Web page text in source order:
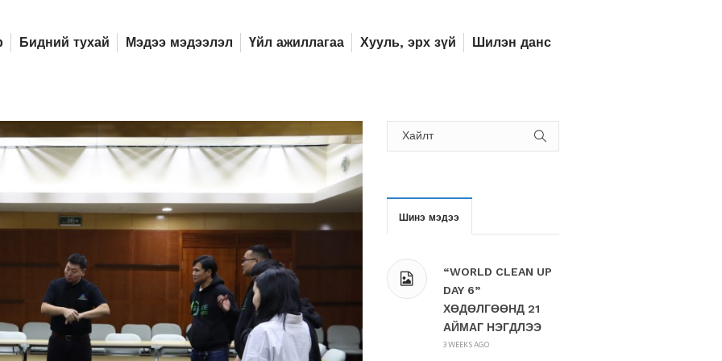
Бидний тухай Мэдээ мэдээлэл Үйл ажиллагаа Хууль, эрх зүй Шилэн данс
Шинэ мэдээ
“WORLD CLEAN UP
DAY 6”
ХӨДӨЛГӨӨНД 21
АЙМАГ НЭГДЛЭЭ
3 WEEKS AGO